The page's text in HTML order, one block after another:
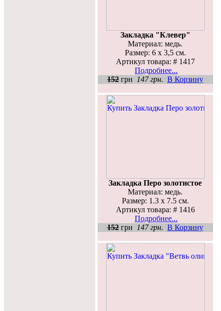
Закладка "Клевер"
Материал: медь.
Размер: 6 х 3,5 см.
Артикул товара: # 1417
Подробнее...
152 грн 147 грн. В Корзину
Закладка Перо золотистое
Материал: медь.
Размер: 1.3 х 7.5 см.
Артикул товара: # 1416
Подробнее...
152 грн 147 грн. В Корзину